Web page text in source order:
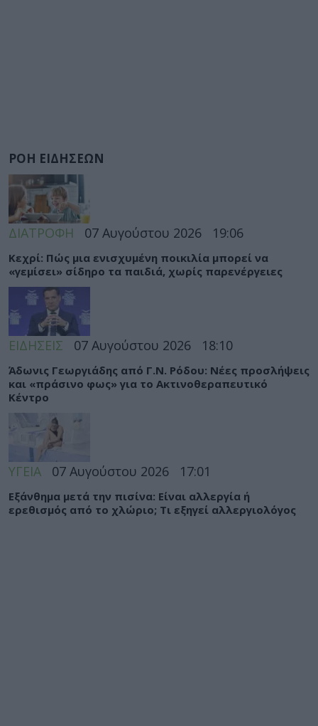
ΡΟΗ ΕΙΔΗΣΕΩΝ
ΔΙΑΤΡΟΦΗ 07 Αυγούστου 2026 19:06
Κεχρί: Πώς μια ενισχυμένη ποικιλία μπορεί να
«γεμίσει» σίδηρο τα παιδιά, χωρίς παρενέργειες
ΕΙΔΗΣΕΙΣ 07 Αυγούστου 2026 18:10
Άδωνις Γεωργιάδης από Γ.Ν. Ρόδου: Νέες προσλήψεις
και «πράσινο φως» για το Ακτινοθεραπευτικό
Κέντρο
ΥΓΕΙΑ 07 Αυγούστου 2026 17:01
Εξάνθημα μετά την πισίνα: Είναι αλλεργία ή
ερεθισμός από το χλώριο; Τι εξηγεί αλλεργιολόγος